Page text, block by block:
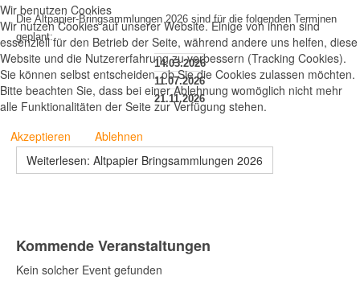
Die Altpapier-Bringsammlungen 2026 sind für die folgenden Terminen
geplant:
14.03.2026
11.07.2026
21.11.2026
Weiterlesen: Altpapier Bringsammlungen 2026
Kommende Veranstaltungen
Kein solcher Event gefunden
Wir benutzen Cookies
Wir nutzen Cookies auf unserer Website. Einige von ihnen sind
essenziell für den Betrieb der Seite, während andere uns helfen, diese
Website und die Nutzererfahrung zu verbessern (Tracking Cookies).
Sie können selbst entscheiden, ob Sie die Cookies zulassen möchten.
Bitte beachten Sie, dass bei einer Ablehnung womöglich nicht mehr
alle Funktionalitäten der Seite zur Verfügung stehen.
Akzeptieren
Ablehnen